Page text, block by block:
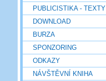
PUBLICISTIKA - TEXTY
DOWNLOAD
BURZA
SPONZORING
ODKAZY
NÁVŠTĚVNÍ KNIHA